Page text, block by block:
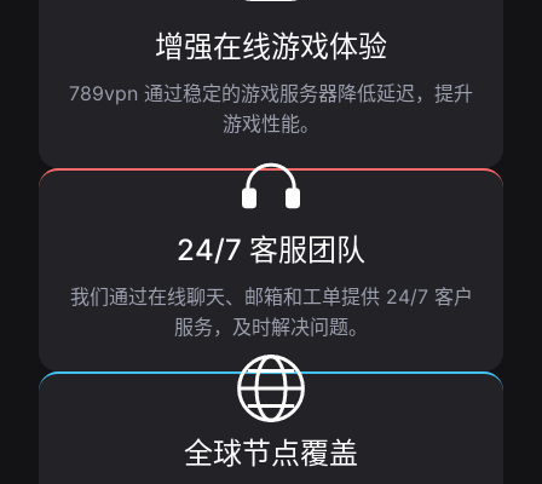
增强在线游戏体验
789vpn 通过稳定的游戏服务器降低延迟，提升
游戏性能。
24/7 客服团队
我们通过在线聊天、邮箱和工单提供 24/7 客户
服务，及时解决问题。
全球节点覆盖